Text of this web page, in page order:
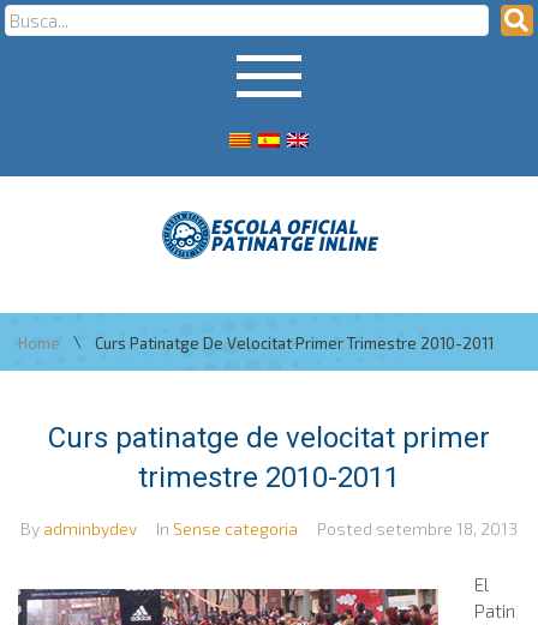
Home \ Curs Patinatge De Velocitat Primer Trimestre 2010-2011
Curs patinatge de velocitat primer
trimestre 2010-2011
By adminbydev In Sense categoria Posted setembre 18, 2013
El
Patin